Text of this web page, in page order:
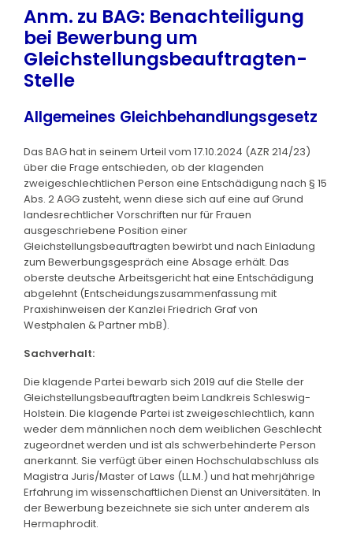
Anm. zu BAG: Benachteiligung
bei Bewerbung um
Gleichstellungsbeauftragten-
Stelle
Allgemeines Gleichbehandlungsgesetz
Das BAG hat in seinem Urteil vom 17.10.2024 (AZR 214/23)
über die Frage entschieden, ob der klagenden
zweigeschlechtlichen Person eine Entschädigung nach § 15
Abs. 2 AGG zusteht, wenn diese sich auf eine auf Grund
landesrechtlicher Vorschriften nur für Frauen
ausgeschriebene Position einer
Gleichstellungsbeauftragten bewirbt und nach Einladung
zum Bewerbungsgespräch eine Absage erhält. Das
oberste deutsche Arbeitsgericht hat eine Entschädigung
abgelehnt (Entscheidungszusammenfassung mit
Praxishinweisen der Kanzlei Friedrich Graf von
Westphalen & Partner mbB).
Sachverhalt:
Die klagende Partei bewarb sich 2019 auf die Stelle der
Gleichstellungsbeauftragten beim Landkreis Schleswig-
Holstein. Die klagende Partei ist zweigeschlechtlich, kann
weder dem männlichen noch dem weiblichen Geschlecht
zugeordnet werden und ist als schwerbehinderte Person
anerkannt. Sie verfügt über einen Hochschulabschluss als
Magistra Juris/Master of Laws (LL.M.) und hat mehrjährige
Erfahrung im wissenschaftlichen Dienst an Universitäten. In
der Bewerbung bezeichnete sie sich unter anderem als
Hermaphrodit.